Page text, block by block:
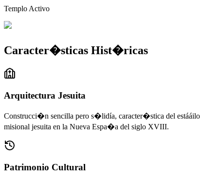
Templo Activo
Caracter�sticas Hist�ricas
Arquitectura Jesuita
Construcci�n sencilla pero s�lidía, caracter�stica del estááilo
misional jesuita en la Nueva Espa�a del siglo XVIII.
Patrimonio Cultural